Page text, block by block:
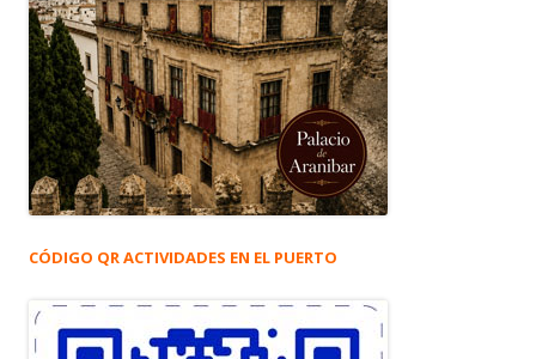
CÓDIGO QR ACTIVIDADES EN EL PUERTO